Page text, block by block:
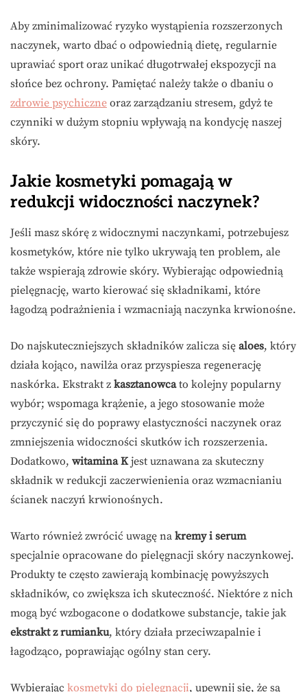
Aby zminimalizować ryzyko wystąpienia rozszerzonych
naczynek, warto dbać o odpowiednią dietę, regularnie
uprawiać sport oraz unikać długotrwałej ekspozycji na
słońce bez ochrony. Pamiętać należy także o dbaniu o
zdrowie psychiczne oraz zarządzaniu stresem, gdyż te
czynniki w dużym stopniu wpływają na kondycję naszej
skóry.
Jakie kosmetyki pomagają w
redukcji widoczności naczynek?
Jeśli masz skórę z widocznymi naczynkami, potrzebujesz
kosmetyków, które nie tylko ukrywają ten problem, ale
także wspierają zdrowie skóry. Wybierając odpowiednią
pielęgnację, warto kierować się składnikami, które
łagodzą podrażnienia i wzmacniają naczynka krwionośne.
Do najskuteczniejszych składników zalicza się aloes, który
działa kojąco, nawilża oraz przyspiesza regenerację
naskórka. Ekstrakt z kasztanowcato kolejny popularny
wybór; wspomaga krążenie, a jego stosowanie może
przyczynić się do poprawy elastyczności naczynek oraz
zmniejszenia widoczności skutków ich rozszerzenia.
Dodatkowo, witamina Kjest uznawana za skuteczny
składnik w redukcji zaczerwienienia oraz wzmacnianiu
ścianek naczyń krwionośnych.
Warto również zwrócić uwagę na kremy i serum
specjalnie opracowane do pielęgnacji skóry naczynkowej.
Produkty te często zawierają kombinację powyższych
składników, co zwiększa ich skuteczność. Niektóre z nich
mogą być wzbogacone o dodatkowe substancje, takie jak
ekstrakt z rumianku, który działa przeciwzapalnie i
łagodząco, poprawiając ogólny stan cery.
Wybierając kosmetyki do pielęgnacji, upewnij się, że są